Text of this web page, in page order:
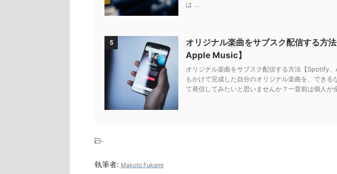
は ...
5
オリジナル楽曲をサブスク配信する方
Apple Music】
オリジナル楽曲をサブスク配信する方法【Spotify
もかけて完成した自分のオリジナル楽曲を、できる
て発信してみたいと思いませんか？一昔前は個人が
-
執筆者: Makoto Fukami